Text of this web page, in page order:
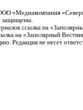
«Медиакомпания
защищены.
ссылка на
на «Заполярный
Редакция не несет